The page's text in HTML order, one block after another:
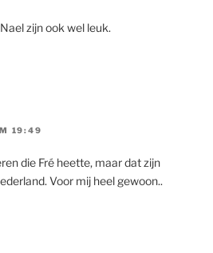
zijn ook wel leuk.
19:49
die Fré heette, maar dat zijn
Voor mij heel gewoon..